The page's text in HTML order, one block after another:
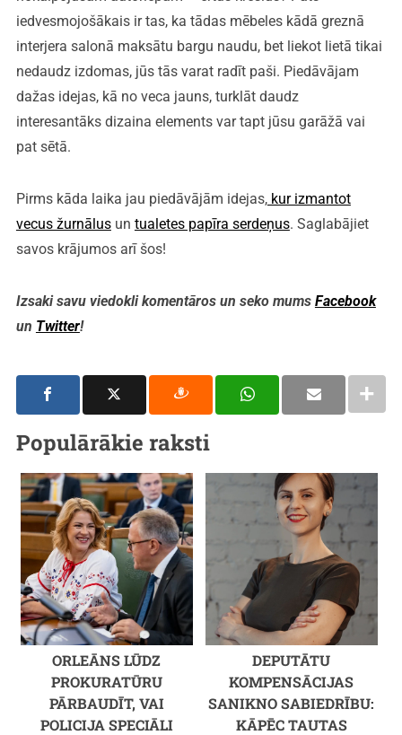
iedvesmojošākais ir tas, ka tādas mēbeles kādā greznā
interjera salonā maksātu bargu naudu, bet liekot lietā tikai
nedaudz izdomas, jūs tās varat radīt paši. Piedāvājam
dažas idejas, kā no veca jauns, turklāt daudz
interesantāks dizaina elements var tapt jūsu garāžā vai
pat sētā.
Pirms kāda laika jau piedāvājām idejas,kur izmantot
vecus žurnālusun tualetes papīra serdeņus. Saglabājiet
savos krājumos arī šos!
Izsaki savu viedokli komentāros un seko mums Facebook
un Twitter!
Populārākie raksti
ORLEĀNS LŪDZ
PROKURATŪRU
PĀRBAUDĪT, VAI
POLICIJA SPECIĀLI
DEPUTĀTU
KOMPENSĀCIJAS
SANIKNO SABIEDRĪBU:
KĀPĒC TAUTAS